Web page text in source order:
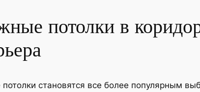
потолки в
становятся все более популярным